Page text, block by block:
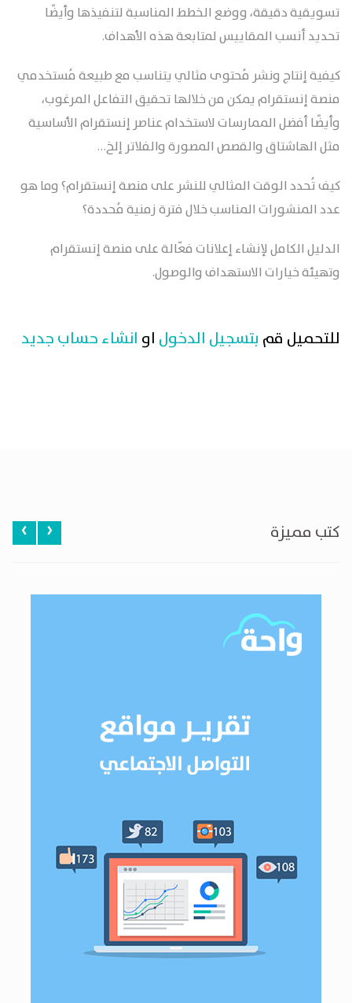
تسويقية دقيقة، ووضع الخطط المناسبة لتنفيذها وأيضًا
تحديد أنسب المقاييس لمتابعة هذه الأهداف.
كيفية إنتاج ونشر مُحتوى مثالي يتناسب مع طبيعة مُستخدمي
منصة إنستقرام يمكن من خلالها تحقيق التفاعل المرغوب،
وأيضًا أفضل الممارسات لاستخدام عناصر إنستقرام الأساسية
مثل الهاشتاق والقصص المصورة والفلاتر إلخ…
كيف تُحدد الوقت المثالي للنشر على منصة إنستقرام؟ وما هو
عدد المنشورات المناسب خلال فترة زمنية مُحددة؟
الدليل الكامل لإنشاء إعلانات فعّالة على منصة إنستقرام
وتهيئة خيارات الاستهداف والوصول.
للتحميل قم بتسجيل الدخول او انشاء حساب جديد
كتب مميزة ‹ ›